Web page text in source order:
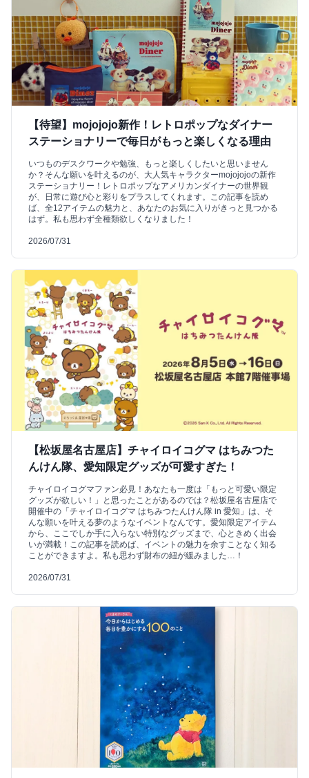
【待望】mojojojo新作！レトロポップなダイナー
ステーショナリーで毎日がもっと楽しくなる理由
いつものデスクワークや勉強、もっと楽しくしたいと思いません
か？そんな願いを叶えるのが、大人気キャラクターmojojojoの新作
ステーショナリー！レトロポップなアメリカンダイナーの世界観
が、日常に遊び心と彩りをプラスしてくれます。この記事を読め
ば、全12アイテムの魅力と、あなたのお気に入りがきっと見つかる
はず。私も思わず全種類欲しくなりました！
2026/07/31
【松坂屋名古屋店】チャイロイコグマ はちみつた
んけん隊、愛知限定グッズが可愛すぎた！
チャイロイコグマファン必見！あなたも一度は「もっと可愛い限定
グッズが欲しい！」と思ったことがあるのでは？松坂屋名古屋店で
開催中の「チャイロイコグマ はちみつたんけん隊 in 愛知」は、そ
んな願いを叶える夢のようなイベントなんです。愛知限定アイテム
から、ここでしか手に入らない特別なグッズまで、心ときめく出会
いが満載！この記事を読めば、イベントの魅力を余すことなく知る
ことができますよ。私も思わず財布の紐が緩みました…！
2026/07/31